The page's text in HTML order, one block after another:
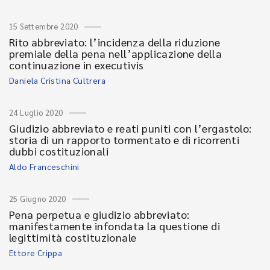
15 Settembre 2020
Rito abbreviato: l’incidenza della riduzione
premiale della pena nell’applicazione della
continuazione in executivis
Daniela Cristina Cultrera
24 Luglio 2020
Giudizio abbreviato e reati puniti con l’ergastolo:
storia di un rapporto tormentato e di ricorrenti
dubbi costituzionali
Aldo Franceschini
25 Giugno 2020
Pena perpetua e giudizio abbreviato:
manifestamente infondata la questione di
legittimità costituzionale
Ettore Crippa